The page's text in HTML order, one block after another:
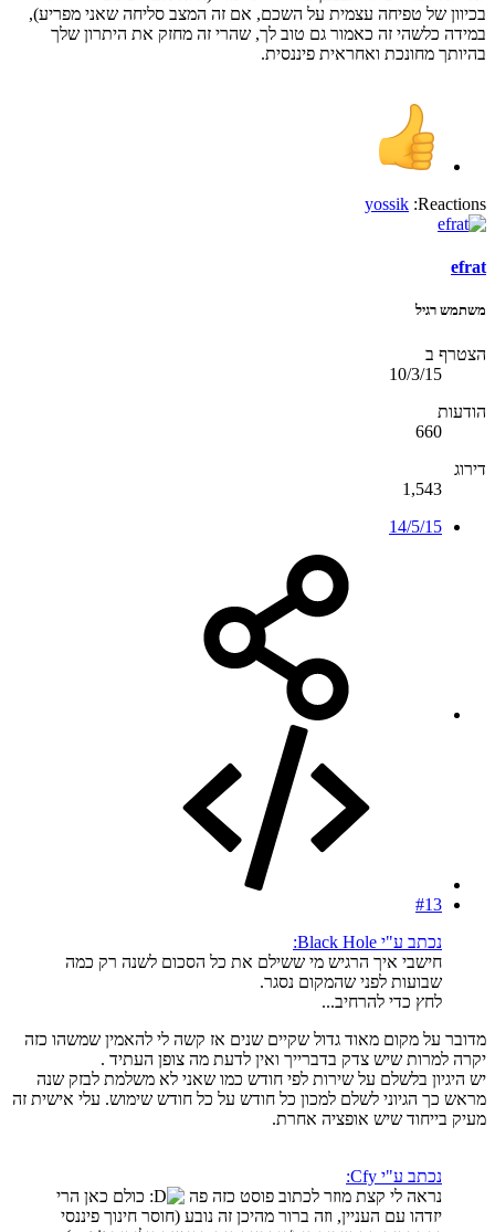
בכיוון של טפיחה עצמית על השכם, אם זה המצב סליחה שאני מפריע),
במידה כלשהי זה כאמור גם טוב לך, שהרי זה מחזק את היתרון שלך
בהיותך מחונכת ואחראית פיננסית.
Reactions:
yossik
efrat
משתמש רגיל
הצטרף ב
10/3/15
הודעות
660
דירוג
1,543
14/5/15
#13
נכתב ע"י Black Hole:
חישבי איך הרגיש מי ששילם את כל הסכום לשנה רק כמה
שבועות לפני שהמקום נסגר.
לחץ כדי להרחיב...
מדובר על מקום מאוד גדול שקיים שנים אז קשה לי להאמין שמשהו כזה
יקרה למרות שיש צדק בדברייך ואין לדעת מה צופן העתיד .
יש היגיון בלשלם על שירות לפי חודש כמו שאני לא משלמת לבזק שנה
מראש כך הגיוני לשלם למכון כל חודש על כל חודש שימוש. עלי אישית זה
מעיק בייחוד שיש אופציה אחרת.
נכתב ע"י Cfy:
נראה לי קצת מוזר לכתוב פוסט כזה פה
כולם כאן הרי
יזדהו עם העניין, וזה ברור מהיכן זה נובע (חוסר חינוך פיננסי